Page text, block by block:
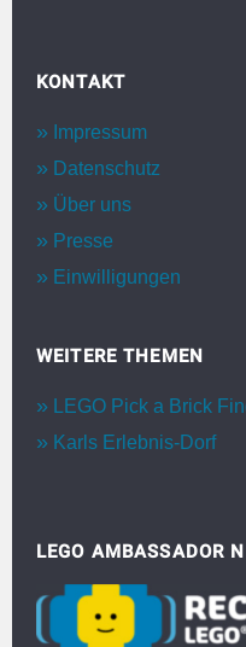
KONTAKT
Impressum
Datenschutz
Über uns
Presse
Einwilligungen
WEITERE THEMEN
LEGO Pick a Brick
Karls Erlebnis-Dorf
LEGO AMBASSADOR